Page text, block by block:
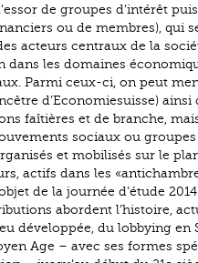
de groupes d’intérêt
ou de membres), qui
acteurs centraux de la
dans les domaines
Parmi ceux-ci, on peut
d’Economiesuisse) ainsi
faîtières et de branche,
sociaux ou
et mobilisés sur le
actifs dans les
de la journée d’étude 2014
abordent l’histoire,
développée, du lobbying en
Age – avec ses formes